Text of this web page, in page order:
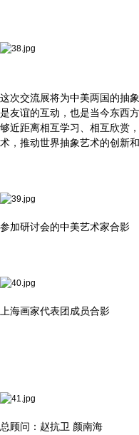
这次交流展将为中美两国的抽
是友谊的互动，也是当今东西
够近距离相互学习、相互欣赏
术，推动世界抽象艺术的创新和
参加研讨会的中美艺术家合影
上海画家代表团成员合影
总顾问：赵抗卫 颜南海